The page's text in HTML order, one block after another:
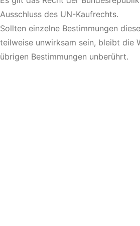
Ausschluss des UN-Kaufrechts.
Sollten einzelne Bestimmungen
teilweise unwirksam sein, bleibt die
übrigen Bestimmungen unberührt.